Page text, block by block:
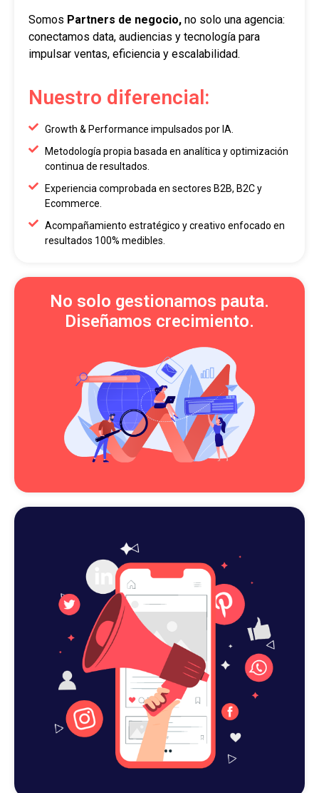
Somos Partners de negocio, no solo una agencia:
conectamos data, audiencias y tecnología para
impulsar ventas, eficiencia y escalabilidad.
Nuestro diferencial:
Growth & Performance impulsados por IA.
Metodología propia basada en analítica y optimización
continua de resultados.
Experiencia comprobada en sectores B2B, B2C y
Ecommerce.
Acompañamiento estratégico y creativo enfocado en
resultados 100% medibles.
No solo gestionamos pauta.
Diseñamos crecimiento.